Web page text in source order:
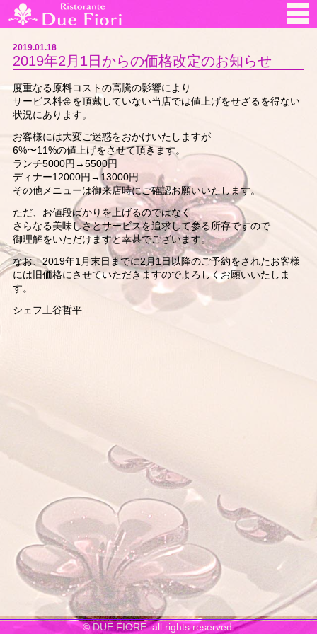
2019.01.18
2019年2月1日からの価格改定のお知らせ
度重なる原料コストの高騰の影響により
サービス料金を頂戴していない当店では値上げをせざるを得ない
状況にあります。
お客様には大変ご迷惑をおかけいたしますが
6%〜11%の値上げをさせて頂きます。
ランチ5000円→5500円
ディナー12000円→13000円
その他メニューは御来店時にご確認お願いいたします。
ただ、お値段ばかりを上げるのではなく
さらなる美味しさとサービスを追求して参る所存ですので
御理解をいただけますと幸甚でございます。
なお、2019年1月末日までに2月1日以降のご予約をされたお客様
には旧価格にさせていただきますのでよろしくお願いいたしま
す。
シェフ土谷哲平
© DUE FIORE. all rights reserved.